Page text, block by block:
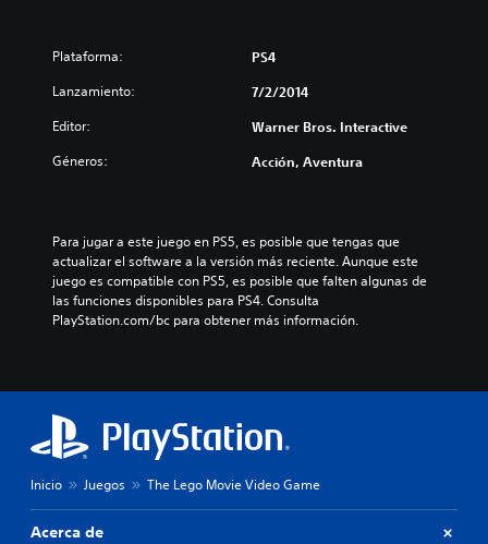
Plataforma: PS4
Lanzamiento: 7/2/2014
Editor: Warner Bros. Interactive
Géneros: Acción, Aventura
Para jugar a este juego en PS5, es posible que tengas que
actualizar el software a la versión más reciente. Aunque este
juego es compatible con PS5, es posible que falten algunas de
las funciones disponibles para PS4. Consulta
PlayStation.com/bc para obtener más información.
Inicio Juegos The Lego Movie Video Game
Acerca de